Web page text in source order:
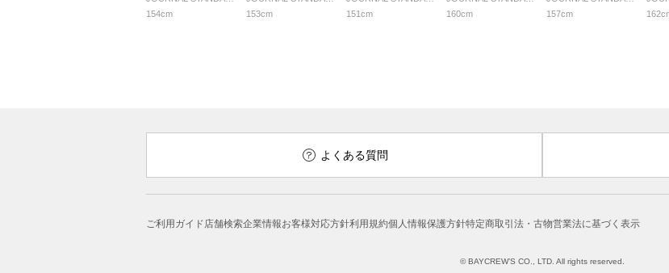
154cm
153cm
151cm
160cm
157cm
よくある質問
ご利用ガイド店舗検索企業情報お客様対応方針利用規約個人情報保護方針特定商取引法・古物営業法に基づく表示
© BAYCREW’S CO., LTD. All rights reserved.